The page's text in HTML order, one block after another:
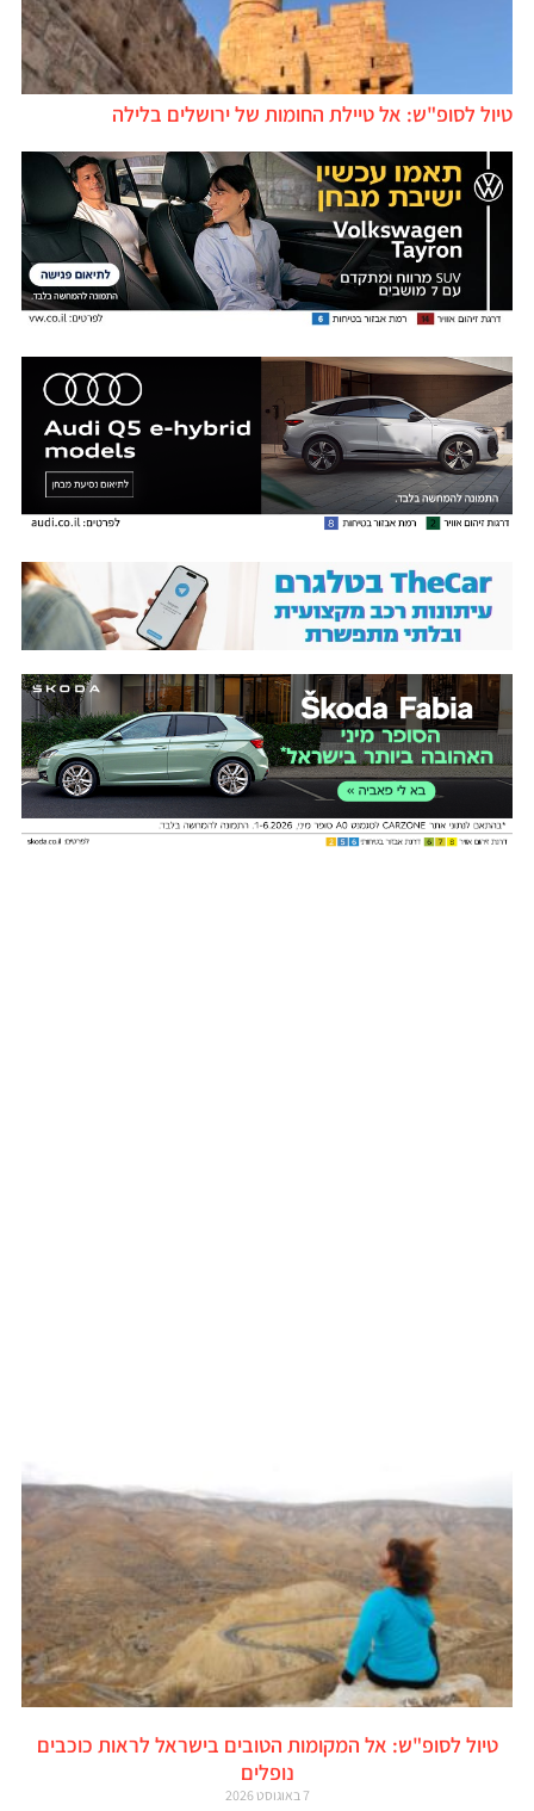
טיול לסופ"ש: אל טיילת החומות של ירושלים בלילה
טיול לסופ"ש: אל המקומות הטובים בישראל לראות כוכבים
נופלים
7 באוגוסט 2026